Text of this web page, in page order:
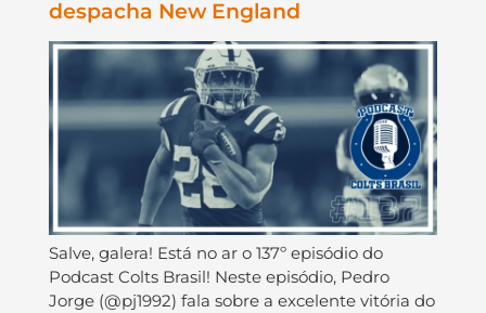
despacha New England
Salve, galera! Está no ar o 137º episódio do
Podcast Colts Brasil! Neste episódio, Pedro
Jorge (@pj1992) fala sobre a excelente vitória do